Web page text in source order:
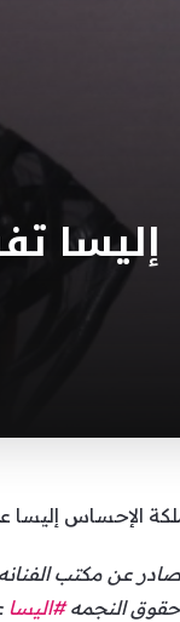
إليسا
الإحساس
صادر عن مكتب
النجمه#اليسا